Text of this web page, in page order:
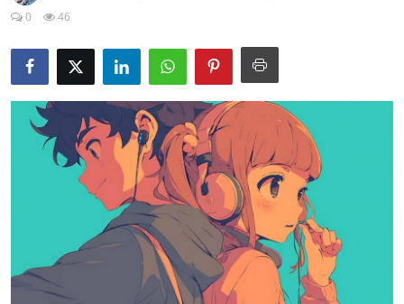
Anime Karakterleri
Anime
Dizi & Film
Testler
0
46